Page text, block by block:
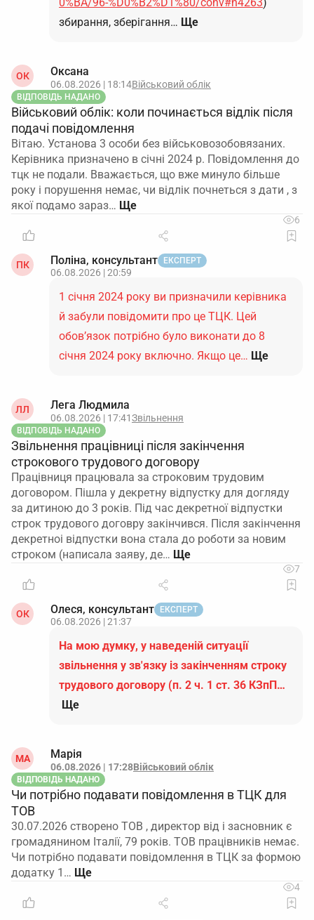
збирання, зберігання… Ще
ОК Оксана
06.08.2026 | 18:14Військовий облік
ВІДПОВІДЬ НАДАНО
Військовий облік: коли починається відлік після
подачі повідомлення
Вітаю. Установа 3 особи без військовозобовязаних.
Керівника призначено в січні 2024 р. Повідомлення до
тцк не подали. Вважається, що вже минуло більше
року і порушення немає, чи відлік почнеться з дати , з
якої подамо зараз…
6
ПК Поліна, консультант ЕКСПЕРТ
06.08.2026 | 20:59
1 січня 2024 року ви призначили керівника
й забули повідомити про це ТЦК. Цей
обов’язок потрібно було виконати до 8
січня 2024 року включно. Якщо це… Ще
ЛЛ Лега Людмила
06.08.2026 | 17:41Звільнення
ВІДПОВІДЬ НАДАНО
Звільнення працівниці після закінчення
строкового трудового договору
Працівниця працювала за строковим трудовим
договором. Пішла у декретну відпустку для догляду
за дитиною до 3 років. Під час декретної відпустки
строк трудового договру закінчився. Після закінчення
декретноі відпустки вона стала до роботи за новим
строком (написала заяву, де…
7
ОК Олеся, консультант ЕКСПЕРТ
06.08.2026 | 21:37
На мою думку, у наведеній ситуації
звільнення у зв'язку із закінченням строку
трудового договору (п. 2 ч. 1 ст. 36 КЗпП…
Ще
МА Марія
06.08.2026 | 17:28Військовий облік
ВІДПОВІДЬ НАДАНО
Чи потрібно подавати повідомлення в ТЦК для
ТОВ
30.07.2026 створено ТОВ , директор від і засновник є
громадянином Італії, 79 років. ТОВ працівників немає.
Чи потрібно подавати повідомлення в ТЦК за формою
додатку 1…
4